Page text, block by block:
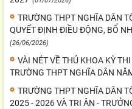
TRƯỜNG THPT NGHĨA DÂN
QUYẾT ĐỊNH ĐIỀU ĐỘNG, BỔ
(26/06/2026)
VÀI NÉT VỀ THỦ KHOA KỲ
TRƯỜNG THPT NGHĨA DÂN
TRƯỜNG THPT NGHĨA DÂN
2025 - 2026 VÀ TRI ÂN -